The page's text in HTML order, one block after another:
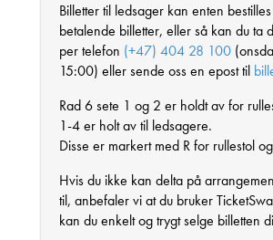
Billetter til ledsager kan enten
betalende billetter, eller så kan du ta
per telefon (+47) 404 28 100
15:00) eller sende oss en epost til
Rad 6 sete 1 og 2 er holdt av for
1-4 er holt av til ledsagere.
Disse er markert med R for rullestol
Hvis du ikke kan delta på
til, anbefaler vi at du bruker
kan du enkelt og trygt selge billetten